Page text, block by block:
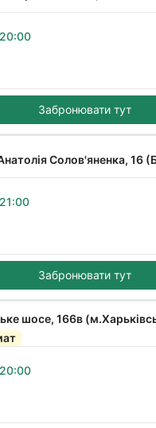
Забронювати тут
Солов'яненка, 16
Забронювати тут
шосе, 166в